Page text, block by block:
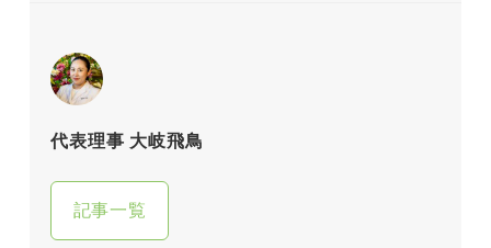
代表理事 大岐飛鳥
記事一覧